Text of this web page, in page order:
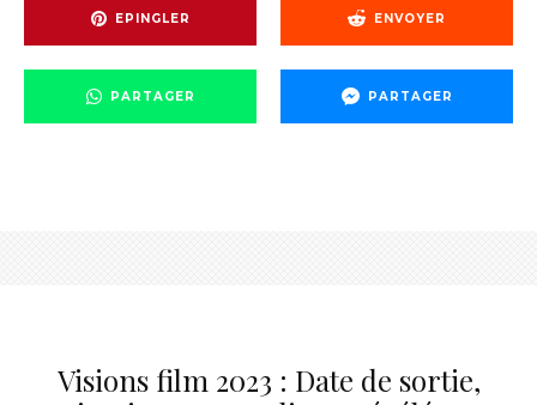
EPINGLER ENVOYER
PARTAGER PARTAGER
Visions film 2023 : Date de sortie,